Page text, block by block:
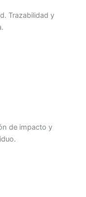
Trazabilidad y
de impacto y